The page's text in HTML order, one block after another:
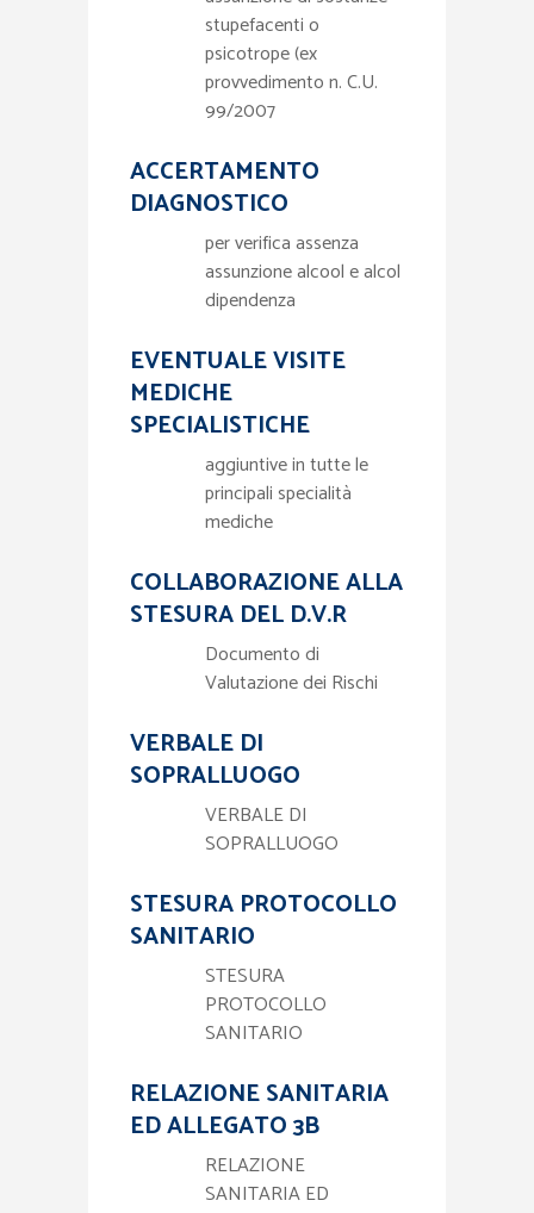
stupefacenti o
psicotrope (ex
provvedimento n. C.U.
99/2007
ACCERTAMENTO
DIAGNOSTICO
per verifica assenza
assunzione alcool e alcol
dipendenza
EVENTUALE VISITE
MEDICHE
SPECIALISTICHE
aggiuntive in tutte le
principali specialità
mediche
COLLABORAZIONE ALLA
STESURA DEL D.V.R
Documento di
Valutazione dei Rischi
VERBALE DI
SOPRALLUOGO
VERBALE DI
SOPRALLUOGO
STESURA PROTOCOLLO
SANITARIO
STESURA
PROTOCOLLO
SANITARIO
RELAZIONE SANITARIA
ED ALLEGATO 3B
RELAZIONE
SANITARIA ED